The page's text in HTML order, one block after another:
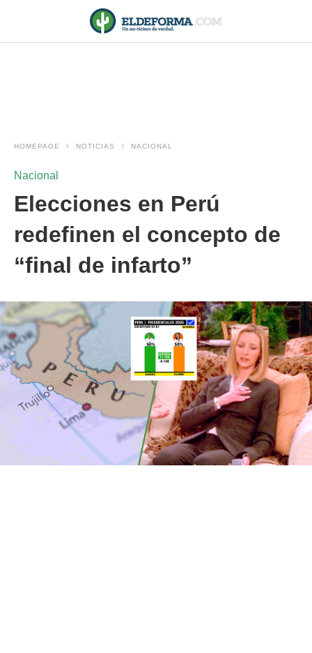
HOMEPAGE NOTICIAS NACIONAL
Nacional
Elecciones en Perú
redefinen el concepto de
“final de infarto”